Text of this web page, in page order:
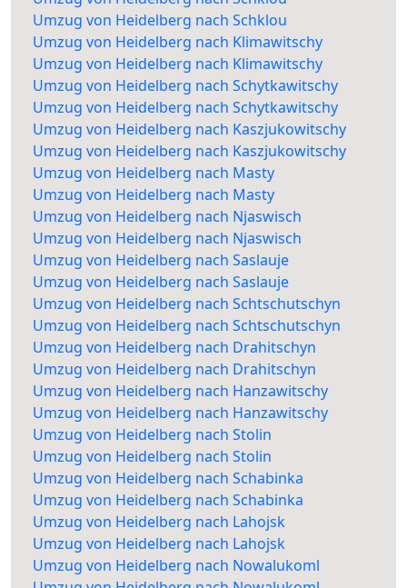
Umzug von Heidelberg nach Schklou
Umzug von Heidelberg nach Klimawitschy
Umzug von Heidelberg nach Klimawitschy
Umzug von Heidelberg nach Schytkawitschy
Umzug von Heidelberg nach Schytkawitschy
Umzug von Heidelberg nach Kaszjukowitschy
Umzug von Heidelberg nach Kaszjukowitschy
Umzug von Heidelberg nach Masty
Umzug von Heidelberg nach Masty
Umzug von Heidelberg nach Njaswisch
Umzug von Heidelberg nach Njaswisch
Umzug von Heidelberg nach Saslauje
Umzug von Heidelberg nach Saslauje
Umzug von Heidelberg nach Schtschutschyn
Umzug von Heidelberg nach Schtschutschyn
Umzug von Heidelberg nach Drahitschyn
Umzug von Heidelberg nach Drahitschyn
Umzug von Heidelberg nach Hanzawitschy
Umzug von Heidelberg nach Hanzawitschy
Umzug von Heidelberg nach Stolin
Umzug von Heidelberg nach Stolin
Umzug von Heidelberg nach Schabinka
Umzug von Heidelberg nach Schabinka
Umzug von Heidelberg nach Lahojsk
Umzug von Heidelberg nach Lahojsk
Umzug von Heidelberg nach Nowalukoml